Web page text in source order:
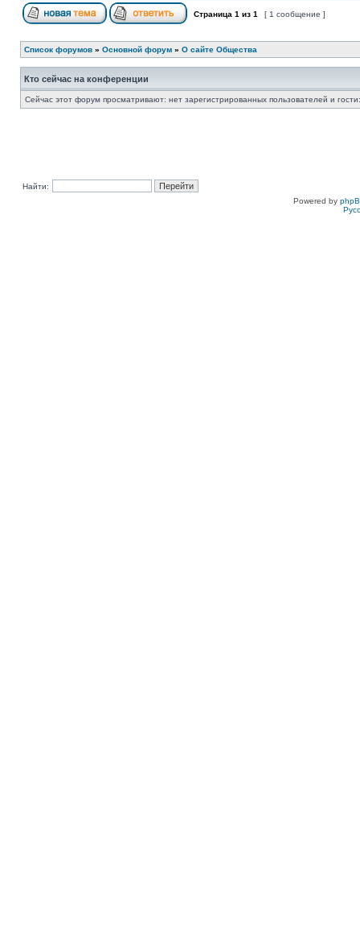
Страница 1 из 1 [ 1 сообщение ]
Список форумов » Основной форум » О сайте Общества
Кто сейчас на конференции
Сейчас этот форум просматривают: нет зарегистрированных пользователей и
Найти:
Powered by